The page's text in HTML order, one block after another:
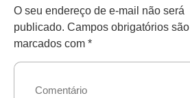
O seu endereço de e-mail não será
publicado. Campos obrigatórios são
marcados com *